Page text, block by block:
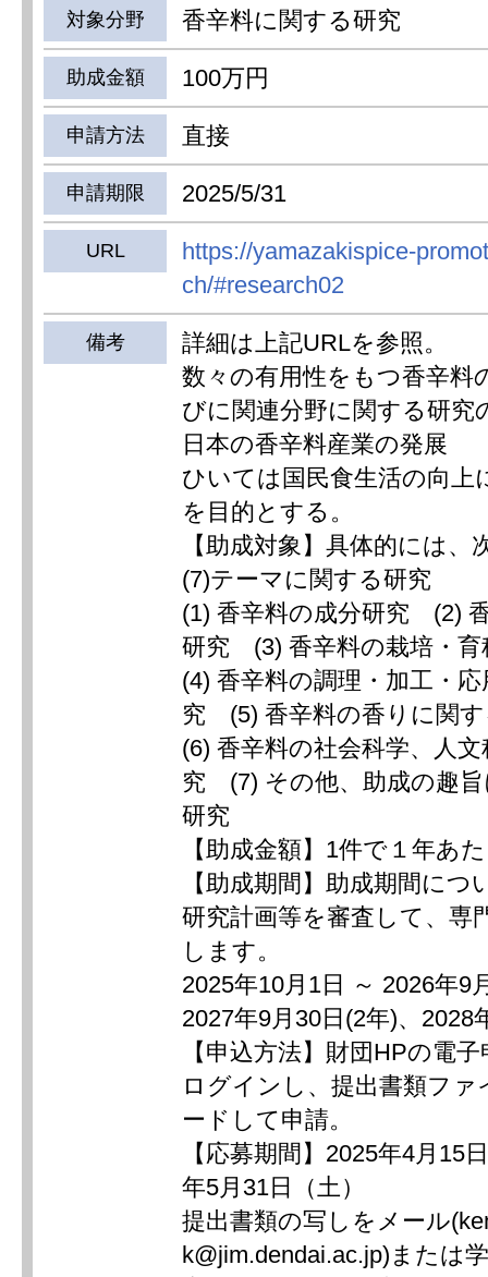
対象分野 香辛料に関する研究
助成金額 100万円
申請方法 直接
申請期限 2025/5/31
URL
https://yamazakispice-
ch/#research02
備考
詳細は上記URLを参照。
数々の有用性をもつ香辛料
びに関連分野に関する研究
日本の香辛料産業の発展
ひいては国民食生活の向上
を目的とする。
【助成対象】具体的には、
(7)テーマに関する研究
(1) 香辛料の成分研究 (2)
研究 (3) 香辛料の栽培・育
(4) 香辛料の調理・加工・
究 (5) 香辛料の香りに関す
(6) 香辛料の社会科学、人
究 (7) その他、助成の趣
研究
【助成金額】1件で１年あ
【助成期間】助成期間につ
研究計画等を審査して、専
します。
2025年10月1日 ～ 2026年9
2027年9月30日(2年)、2028
【申込方法】財団HPの電
ログインし、提出書類フ
ードして申請。
【応募期間】2025年4月15
年5月31日（土）
提出書類の写しをメール
k@jim.dendai.ac.jp)または